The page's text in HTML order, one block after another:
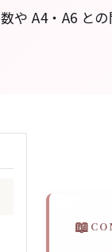
や A4・A6 と